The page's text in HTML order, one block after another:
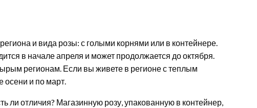
и вида розы: с голыми корнями или в контейнере.
в начале апреля и может продолжается до октября.
регионам. Если вы живете в регионе с теплым
осени и по март.
ли отличия? Магазинную розу, упакованную в контейнер,